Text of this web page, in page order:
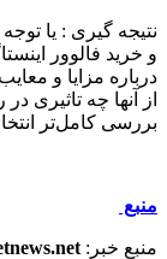
نتیجه گیری : یا
و خرید فالوور
درباره مزایا و
از آنها چه تاثیری
بررسی کامل‌تر
منبع
منبع خبر: